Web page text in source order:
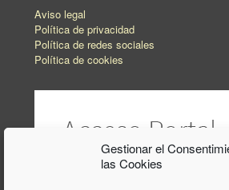
Gestionar el
las Cookies
Aviso legal
Política de privacidad
Política de redes sociales
Política de cookies